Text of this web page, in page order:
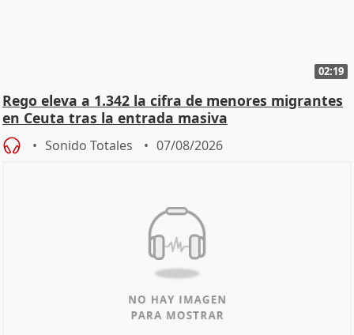
02:19
Rego eleva a 1.342 la cifra de menores migrantes
en Ceuta tras la entrada masiva
Sonido Totales 07/08/2026